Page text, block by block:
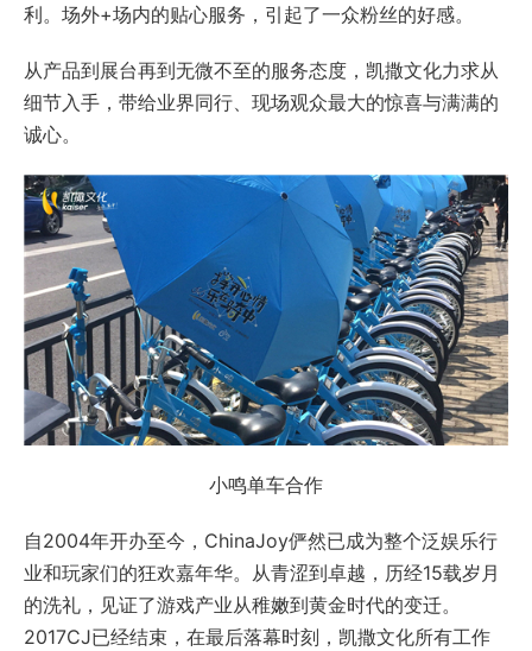
利。场外+场内的贴心服务，引起了一众粉丝的好感。
从产品到展台再到无微不至的服务态度，凯撒文化力求从
细节入手，带给业界同行、现场观众最大的惊喜与满满的
诚心。
小鸣单车合作
自2004年开办至今，ChinaJoy俨然已成为整个泛娱乐行
业和玩家们的狂欢嘉年华。从青涩到卓越，历经15载岁月
的洗礼，见证了游戏产业从稚嫩到黄金时代的变迁。
2017CJ已经结束，在最后落幕时刻，凯撒文化所有工作